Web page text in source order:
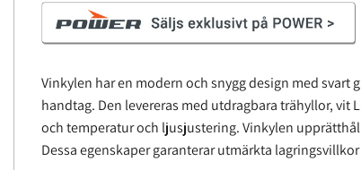
Vinkylen har en modern och snygg design med svart
handtag. Den levereras med utdragbara trähyllor, vit
och temperatur och ljusjustering. Vinkylen
Dessa egenskaper garanterar utmärkta